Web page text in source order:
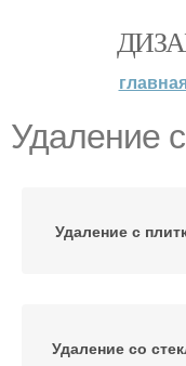
Удаление
Удаление с
Удаление со